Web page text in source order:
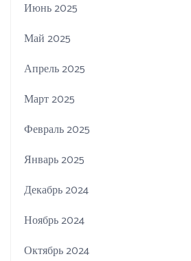
Июнь 2025
Май 2025
Апрель 2025
Март 2025
Февраль 2025
Январь 2025
Декабрь 2024
Ноябрь 2024
Октябрь 2024